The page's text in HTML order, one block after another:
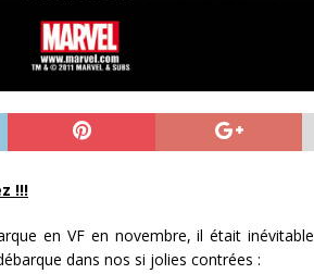
!!!
en VF en novembre, il était
dans nos si jolies contrées :